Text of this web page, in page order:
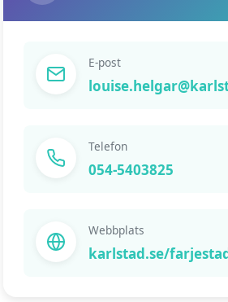
E-post
Telefon
054-5403825
Webbplats
karlstad.se/